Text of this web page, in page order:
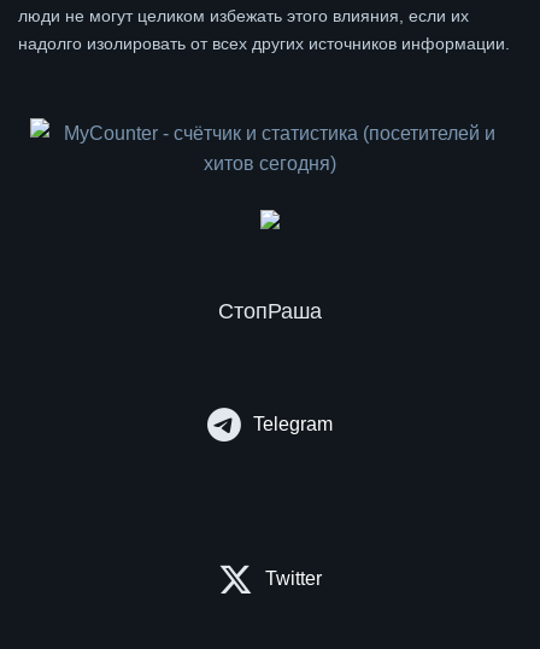
люди не могут целиком избежать этого влияния, если их
надолго изолировать от всех других источников информации.
СтопРаша
Telegram
Twitter